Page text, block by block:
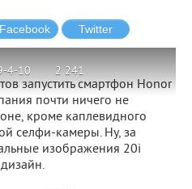
4-10 2 241
запустить смартфон Honor
почти ничего не
кроме каплевидного
селфи-камеры. Ну, за
изображения 20i